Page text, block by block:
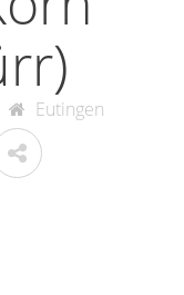
Eutingen